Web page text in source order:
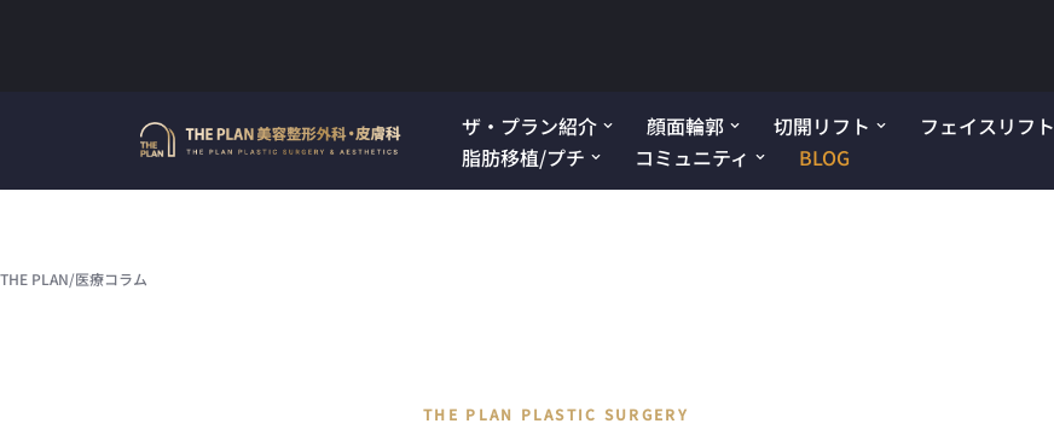
ザ・プラン紹介 顔面輪郭 切開リフト フェイスリフト
脂肪移植/プチ
コミュニティ BLOG
THE PLAN/医療コラム
THE PLAN PLASTIC SURGERY